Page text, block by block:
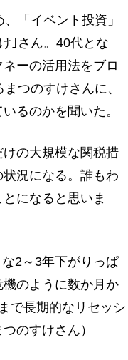
「イベント投資」
｣さん。40代とな
ーの活用法をブロ
つのすけさんに、
るのかを聞いた。
けの大規模な関税措
況になる。誰もわ
になると思いま
2～3年下がりっぱ
のように数か月か
で長期的なリセッシ
のすけさん）